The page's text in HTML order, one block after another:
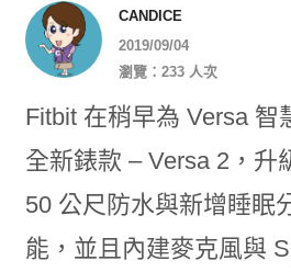
CANDICE
2019/09/04
瀏覽：233 人次
Fitbit 在稍早為 Versa 智
全新錶款 – Versa 2，升
50 公尺防水與新增睡眠
能，並且內建麥克風與